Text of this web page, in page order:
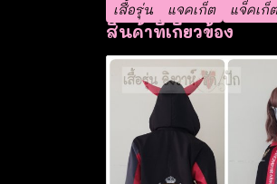
เสื้อรุ่น แจคเก็ต แจ็คเก็ต
สินค้าที่เกี่ยวข้อง